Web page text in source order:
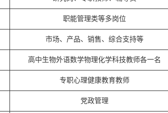
职能管理类等多岗位
市场、产品、销售、综合支持等
高中生物外语数学物理化学科技教师各一名
专职心理健康教育教师
党政管理